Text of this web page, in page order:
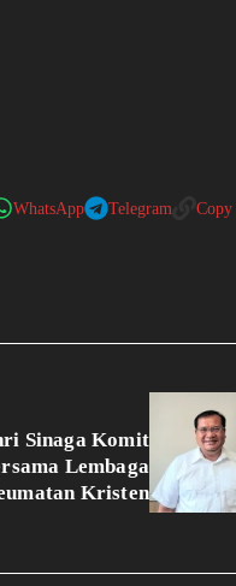
WhatsApp Telegram
Sinaga Komit
Lembaga
Kristen